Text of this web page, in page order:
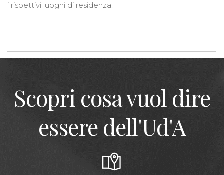
i rispettivi luoghi di residenza.
Scopri cosa vuol dire
essere dell'Ud'A